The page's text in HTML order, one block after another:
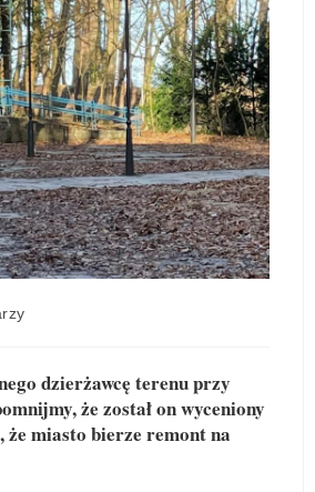
dzierżawcę terenu przy
że został on wyceniony
że miasto bierze remont na